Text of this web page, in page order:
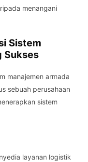
menangani
Sistem
Sukses
manajemen armada
sebuah perusahaan
sistem
layanan logistik